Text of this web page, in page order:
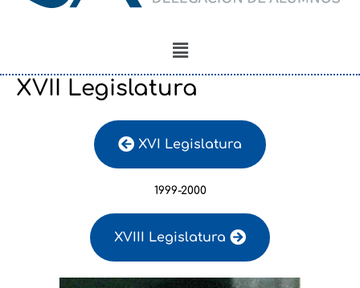
Menú
XVII Legislatura
XVI Legislatura
1999-2000
XVIII Legislatura